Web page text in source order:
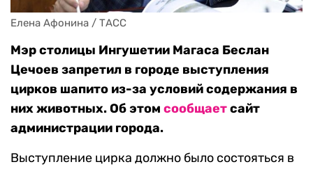
Елена Афонина / ТАСС
Мэр столицы Ингушетии Магаса Беслан
Цечоев запретил в городе выступления
цирков шапито из-за условий содержания в
них животных. Об этом сообщаетсайт
администрации города.
Выступление цирка должно было состояться в